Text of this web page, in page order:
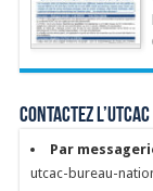
Contactez l’UTCAC
Par
utcac-bureau-